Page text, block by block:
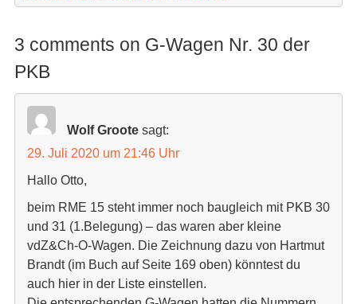
3 comments on G-Wagen Nr. 30 der
PKB
Wolf Groote sagt:
29. Juli 2020 um 21:46 Uhr
Hallo Otto,
beim RME 15 steht immer noch baugleich mit PKB 30
und 31 (1.Belegung) – das waren aber kleine
vdZ&Ch-O-Wagen. Die Zeichnung dazu von Hartmut
Brandt (im Buch auf Seite 169 oben) könntest du
auch hier in der Liste einstellen.